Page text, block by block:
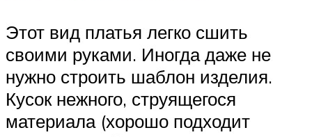
Этот вид платья легко сшить
своими руками. Иногда даже не
нужно строить шаблон изделия.
Кусок нежного, струящегося
материала (хорошо подходит